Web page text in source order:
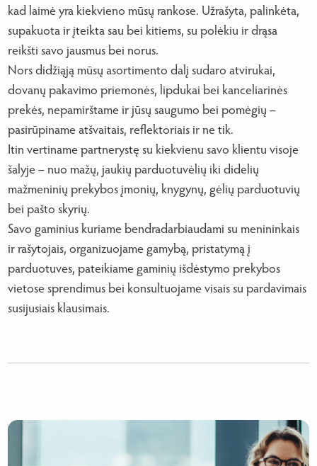
kad laimė yra kiekvieno mūsų rankose. Užrašyta, palinkėta,
supakuota ir įteikta sau bei kitiems, su polėkiu ir drąsa
reikšti savo jausmus bei norus.
Nors didžiąją mūsų asortimento dalį sudaro atvirukai,
dovanų pakavimo priemonės, lipdukai bei kanceliarinės
prekės, nepamirštame ir jūsų saugumo bei pomėgių –
pasirūpiname atšvaitais, reflektoriais ir ne tik.
Itin vertiname partnerystę su kiekvienu savo klientu visoje
šalyje – nuo mažų, jaukių parduotuvėlių iki didelių
mažmeninių prekybos įmonių, knygynų, gėlių parduotuvių
bei pašto skyrių.
Savo gaminius kuriame bendradarbiaudami su menininkais
ir rašytojais, organizuojame gamybą, pristatymą į
parduotuves, pateikiame gaminių išdėstymo prekybos
vietose sprendimus bei konsultuojame visais su pardavimais
susijusiais klausimais.